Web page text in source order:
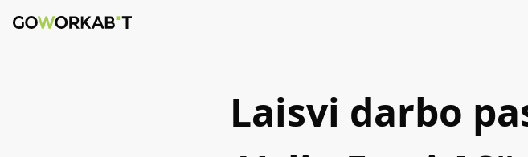
Laisvi darbo